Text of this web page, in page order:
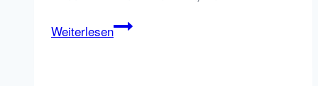
WeiterlesenIn